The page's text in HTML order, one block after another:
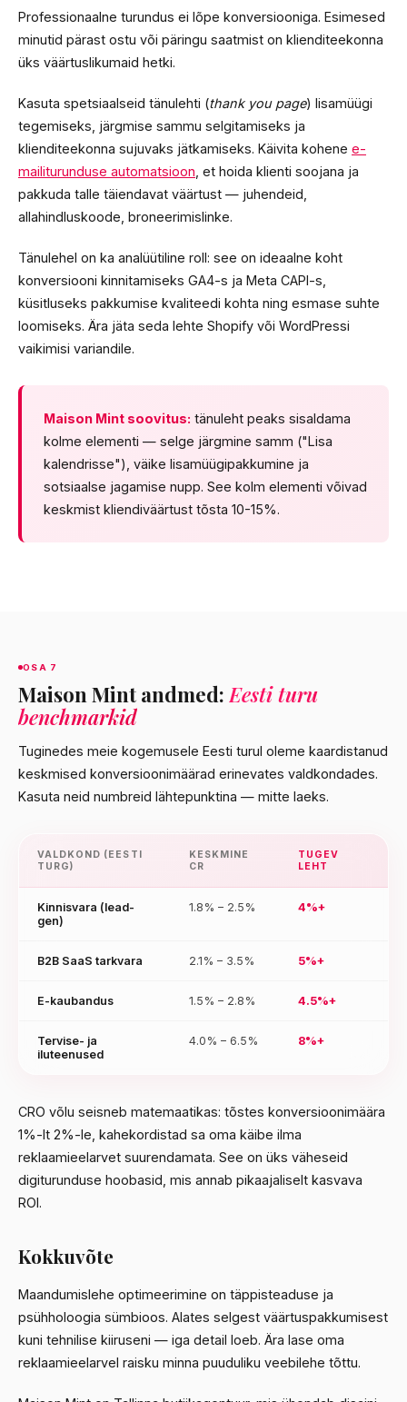
Professionaalne turundus ei lõpe konversiooniga. Esimesed
minutid pärast ostu või päringu saatmist on klienditeekonna
üks väärtuslikumaid hetki.
Kasuta spetsiaalseid tänulehti (thank you page) lisamüügi
tegemiseks, järgmise sammu selgitamiseks ja
klienditeekonna sujuvaks jätkamiseks. Käivita kohene e-
mailiturunduse automatsioon , et hoida klienti soojana ja
pakkuda talle täiendavat väärtust — juhendeid,
allahindluskoode, broneerimislinke.
Tänulehel on ka analüütiline roll: see on ideaalne koht
konversiooni kinnitamiseks GA4-s ja Meta CAPI-s,
küsitluseks pakkumise kvaliteedi kohta ning esmase suhte
loomiseks. Ära jäta seda lehte Shopify või WordPressi
vaikimisi variandile.
Maison Mint soovitus: tänuleht peaks sisaldama
kolme elementi — selge järgmine samm ("Lisa
kalendrisse"), väike lisamüügipakkumine ja
sotsiaalse jagamise nupp. See kolm elementi võivad
keskmist kliendiväärtust tõsta 10-15%.
OSA 7
Maison Mint andmed: Eesti turu
benchmarkid
Tuginedes meie kogemusele Eesti turul oleme kaardistanud
keskmised konversioonimäärad erinevates valdkondades.
Kasuta neid numbreid lähtepunktina — mitte laeks.
VALDKOND (EESTI
TURG)
KESKMINE
CR
TUGEV
LEHT
Kinnisvara (lead-
gen)
1.8% – 2.5% 4%+
B2B SaaS tarkvara 2.1% – 3.5% 5%+
E-kaubandus 1.5% – 2.8% 4.5%+
Tervise- ja
iluteenused
4.0% – 6.5% 8%+
CRO võlu seisneb matemaatikas: tõstes konversioonimäära
1%-lt 2%-le, kahekordistad sa oma käibe ilma
reklaamieelarvet suurendamata. See on üks väheseid
digiturunduse hoobasid, mis annab pikaajaliselt kasvava
ROI.
Kokkuvõte
Maandumislehe optimeerimine on täppisteaduse ja
psühholoogia sümbioos. Alates selgest väärtuspakkumisest
kuni tehnilise kiiruseni — iga detail loeb. Ära lase oma
reklaamieelarvel raisku minna puuduliku veebilehe tõttu.